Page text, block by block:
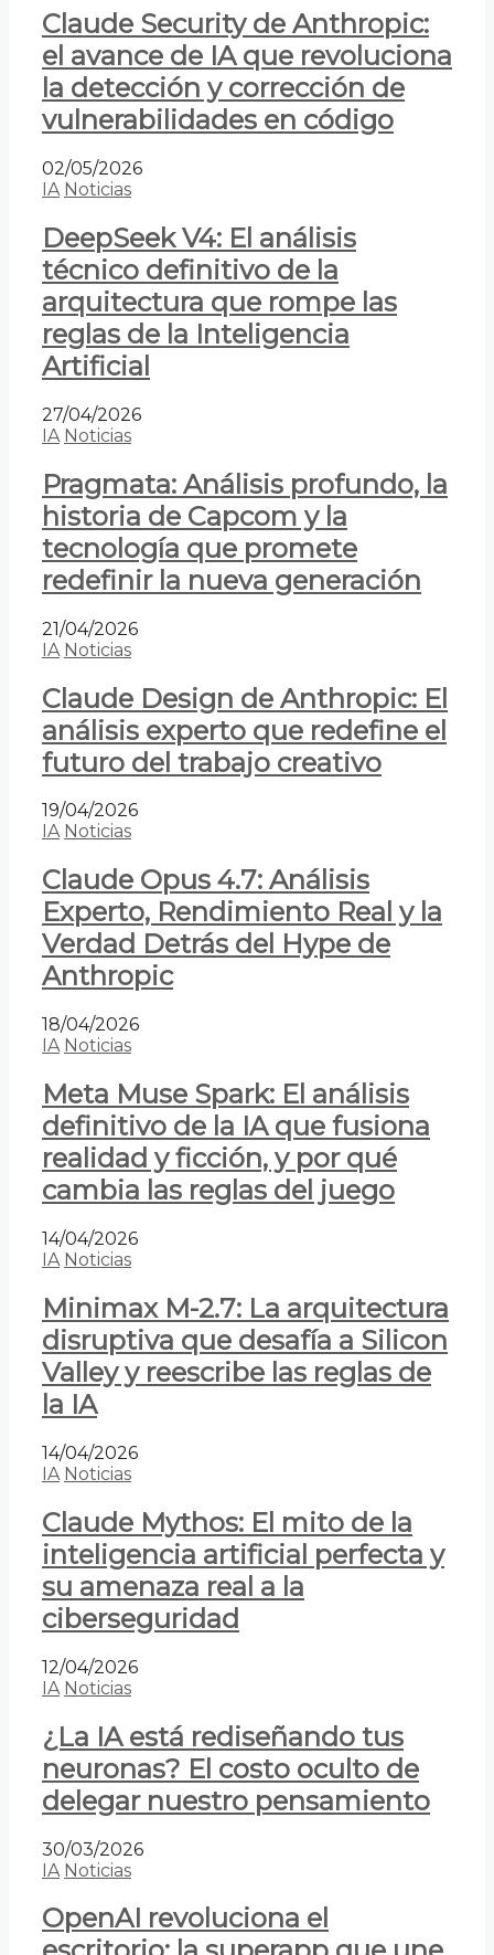
Claude Security de Anthropic:
el avance de IA que revoluciona
la detección y corrección de
vulnerabilidades en código
02/05/2026
IA Noticias
DeepSeek V4: El análisis
técnico definitivo de la
arquitectura que rompe las
reglas de la Inteligencia
Artificial
27/04/2026
IA Noticias
Pragmata: Análisis profundo, la
historia de Capcom y la
tecnología que promete
redefinir la nueva generación
21/04/2026
IA Noticias
Claude Design de Anthropic: El
análisis experto que redefine el
futuro del trabajo creativo
19/04/2026
IA Noticias
Claude Opus 4.7: Análisis
Experto, Rendimiento Real y la
Verdad Detrás del Hype de
Anthropic
18/04/2026
IA Noticias
Meta Muse Spark: El análisis
definitivo de la IA que fusiona
realidad y ficción, y por qué
cambia las reglas del juego
14/04/2026
IA Noticias
Minimax M-2.7: La arquitectura
disruptiva que desafía a Silicon
Valley y reescribe las reglas de
la IA
14/04/2026
IA Noticias
Claude Mythos: El mito de la
inteligencia artificial perfecta y
su amenaza real a la
ciberseguridad
12/04/2026
IA Noticias
¿La IA está rediseñando tus
neuronas? El costo oculto de
delegar nuestro pensamiento
30/03/2026
IA Noticias
OpenAI revoluciona el